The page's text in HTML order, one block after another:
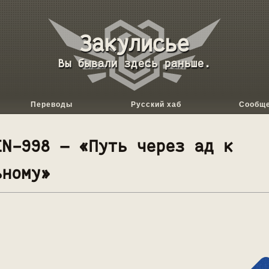
База
данных
Backrooms
Вы бывали здесь раньше.
Переводы Русский хаб
998 — «Путь через ад к